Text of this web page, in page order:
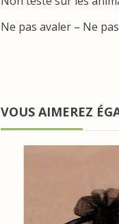
Ne pas avaler – Ne
VOUS AIMEREZ